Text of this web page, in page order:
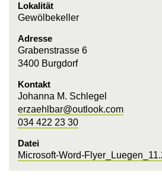
Lokalität
Gewölbekeller
Adresse
Grabenstrasse 6
3400 Burgdorf
Kontakt
Johanna M. Schlegel
erzaehlbar@outlook.com
034 422 23 30
Datei
Microsoft-Word-